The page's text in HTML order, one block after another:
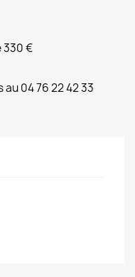
330 €
04 76 22 42 33